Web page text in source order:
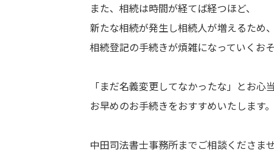
また、相続は時間が経てば経つほど、
新たな相続が発生し相続人が増えるため
相続登記の手続きが煩雑になっていくお
「まだ名義変更してなかったな」とお心
お早めのお手続きをおすすめいたします。
中田司法書士事務所までご相談くださま